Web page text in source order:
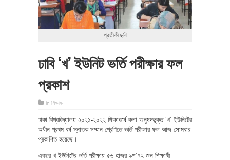
প্রতীকী ছবি
ঢাবি ‘খ’ ইউনিট ভর্তি পরীক্ষার ফল
প্রকাশ
in শিক্ষাঙ্গন
ঢাকা বিশ্ববিদ্যালয় ২০২১-২০২২ শিক্ষাবর্ষে কলা অনুষদভুক্ত ‘খ’ ইউনিটের
অধীন প্রথম বর্ষ স্নাতক সম্মান শ্রেণিতে ভর্তি পরীক্ষার ফল আজ সোমবার
প্রকাশিত হয়েছে।
এবছর খ ইউনিটের ভর্তি পরীক্ষায় ৫৬ হাজর ৯শ’৭২ জন শিক্ষার্থী